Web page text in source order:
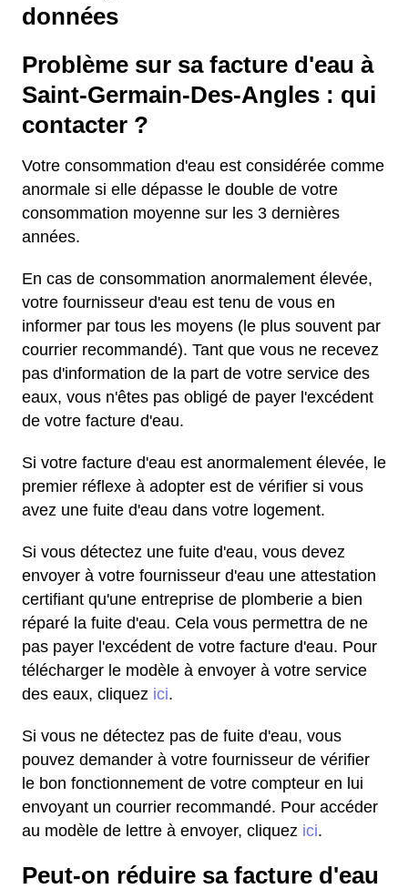
données
Problème sur sa facture d'eau à
Saint-Germain-Des-Angles : qui
contacter ?
Votre consommation d'eau est considérée comme
anormale si elle dépasse le double de votre
consommation moyenne sur les 3 dernières
années.
En cas de consommation anormalement élevée,
votre fournisseur d'eau est tenu de vous en
informer par tous les moyens (le plus souvent par
courrier recommandé). Tant que vous ne recevez
pas d'information de la part de votre service des
eaux, vous n'êtes pas obligé de payer l'excédent
de votre facture d'eau.
Si votre facture d'eau est anormalement élevée, le
premier réflexe à adopter est de vérifier si vous
avez une fuite d'eau dans votre logement.
Si vous détectez une fuite d'eau, vous devez
envoyer à votre fournisseur d'eau une attestation
certifiant qu'une entreprise de plomberie a bien
réparé la fuite d'eau. Cela vous permettra de ne
pas payer l'excédent de votre facture d'eau. Pour
télécharger le modèle à envoyer à votre service
des eaux, cliquez ici.
Si vous ne détectez pas de fuite d'eau, vous
pouvez demander à votre fournisseur de vérifier
le bon fonctionnement de votre compteur en lui
envoyant un courrier recommandé. Pour accéder
au modèle de lettre à envoyer, cliquez ici.
Peut-on réduire sa facture d'eau